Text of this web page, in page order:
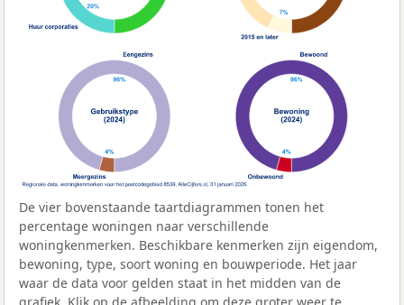
De vier bovenstaande taartdiagrammen tonen het
percentage woningen naar verschillende
woningkenmerken. Beschikbare kenmerken zijn eigendom,
bewoning, type, soort woning en bouwperiode. Het jaar
waar de data voor gelden staat in het midden van de
grafiek. Klik op de afbeelding om deze groter weer te